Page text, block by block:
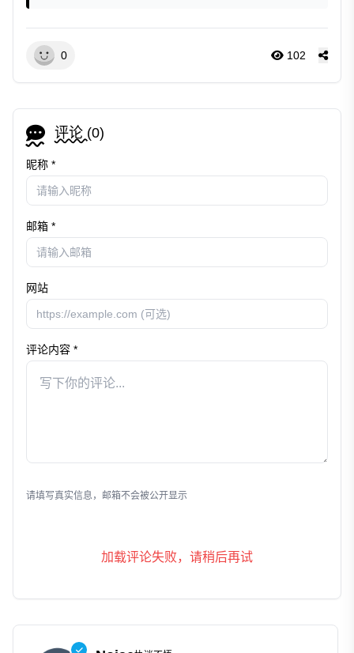
0 102
评论 (0)
昵称 *
邮箱 *
网站
评论内容 *
请填写真实信息，邮箱不会被公开显示
加载评论失败，请稍后再试